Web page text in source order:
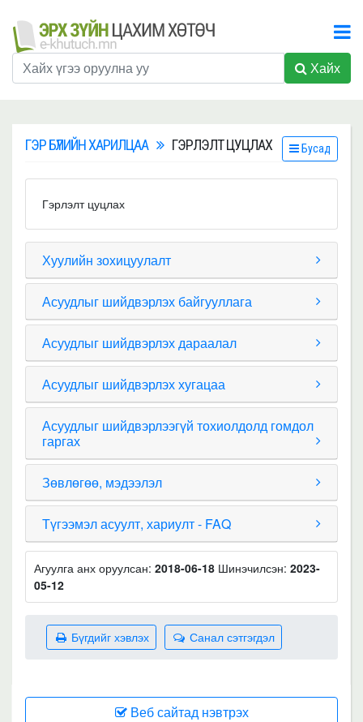
Хайх
ГЭР БҮЛИЙН ХАРИЛЦАА ГЭРЛЭЛТ ЦУЦЛАХ Бусад
Гэрлэлт цуцлах
Хуулийн зохицуулалт
Асуудлыг шийдвэрлэх байгууллага
Асуудлыг шийдвэрлэх дараалал
Асуудлыг шийдвэрлэх хугацаа
Асуудлыг шийдвэрлээгүй тохиолдолд гомдол
гаргах
Зөвлөгөө, мэдээлэл
Түгээмэл асуулт, хариулт - FAQ
Агуулга анх оруулсан: 2018-06-18 Шинэчилсэн: 2023-
05-12
Санал сэтгэгдэл
Бүгдийг хэвлэх
Веб сайтад нэвтрэх